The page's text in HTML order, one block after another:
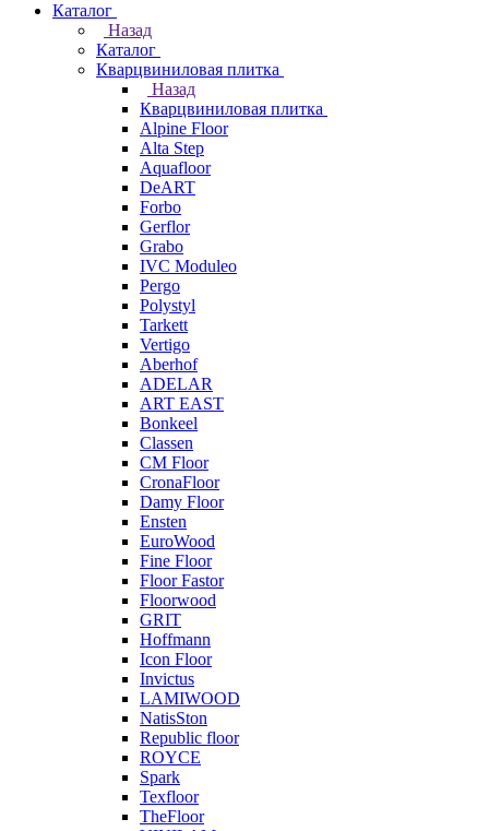
Каталог
Назад
Каталог
Кварцвиниловая плитка
Назад
Кварцвиниловая плитка
Alpine Floor
Alta Step
Aquafloor
DeART
Forbo
Gerflor
Grabo
IVC Moduleo
Pergo
Polystyl
Tarkett
Vertigo
Aberhof
ADELAR
ART EAST
Bonkeel
Classen
CM Floor
CronaFloor
Damy Floor
Ensten
EuroWood
Fine Floor
Floor Fastor
Floorwood
GRIT
Hoffmann
Icon Floor
Invictus
LAMIWOOD
NatisSton
Republic floor
ROYCE
Spark
Texfloor
TheFloor